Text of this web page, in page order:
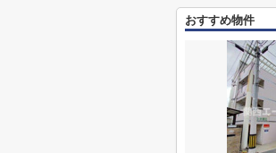
おすすめ物件